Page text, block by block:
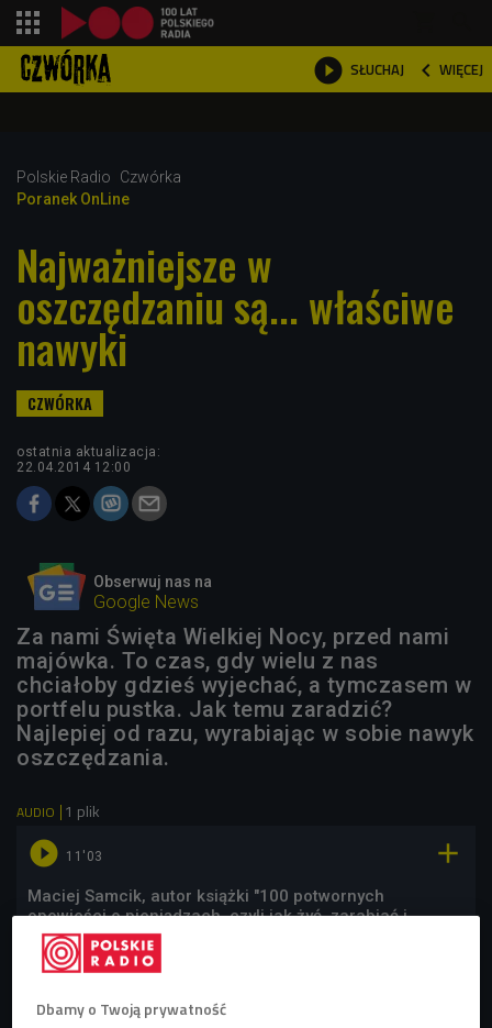
 SŁUCHAJ  WIĘCEJ

Polskie Radio
Czwórka
Poranek OnLine
Najważniejsze w
oszczędzaniu są... właściwe
nawyki
ostatnia aktualizacja:
22.04.2014 12:00
Obserwuj nas na
Google News
Za nami Święta Wielkiej Nocy, przed nami
majówka. To czas, gdy wielu z nas
chciałoby gdzieś wyjechać, a tymczasem w
portfelu pustka. Jak temu zaradzić?
Najlepiej od razu, wyrabiając w sobie nawyk
oszczędzania.
AUDIO 1 plik
 11'03 
Maciej Samcik, autor książki "100 potwornych
opowieści o pieniądzach, czyli jak żyć, zarabiać i
wydawać z głową", doradzał słuchaczom Czwórki, jak
się zabrać za oszczędzanie (Czwórka/Poranek OnLine)
Dbamy o Twoją prywatność